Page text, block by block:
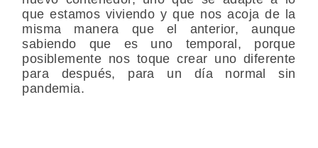
que estamos viviendo y que nos acoja de la
misma manera que el anterior, aunque
sabiendo que es uno temporal, porque
posiblemente nos toque crear uno diferente
para después, para un día normal sin
pandemia.